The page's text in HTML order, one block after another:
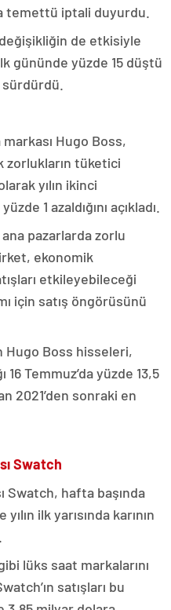
temettü iptali duyurdu.
de etkisiyle
gününde yüzde 15 düştü
sürdürdü.
Hugo Boss,
zorlukların tüketici
yılın ikinci
1 azaldığını açıkladı.
pazarlarda zorlu
ekonomik
etkileyebileceği
için satış öngörüsünü
Hugo Boss hisseleri,
16 Temmuz’da yüzde 13,5
2021’den sonraki en
Swatch
Swatch, hafta başında
ilk yarısında karının
lüks saat markalarını
satışları bu